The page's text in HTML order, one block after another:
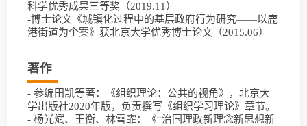
科学优秀成果三等奖（2019.11）
-博士论文《城镇化过程中的基层政府行为研究——以鹿
港街道为个案》获北京大学优秀博士论文（2015.06）
著作
- 参编田凯等著：《组织理论：公共的视角》，北京大
学出版社2020年版，负责撰写《组织学习理论》章节。
- 杨光斌、王衡、林雪霏：《“治国理政新理念新思想新